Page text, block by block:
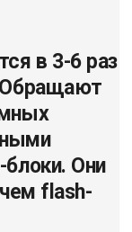
в 3-6 раз
Обращают
Они
flash-